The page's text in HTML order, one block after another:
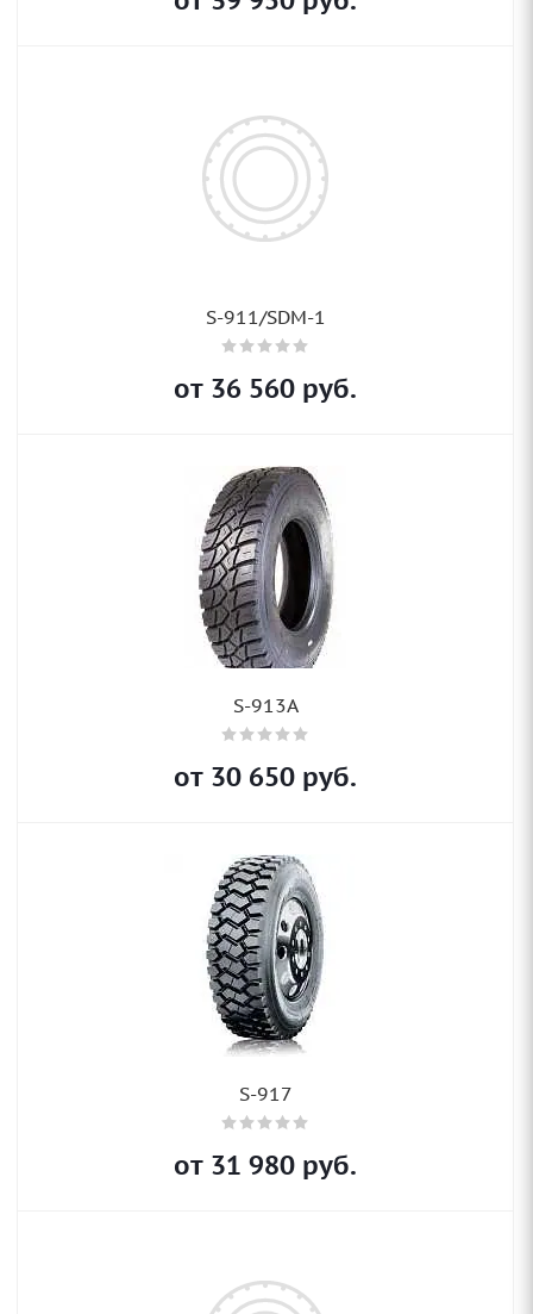
S-911/SDM-1
от 36 560 руб.
S-913A
от 30 650 руб.
S-917
от 31 980 руб.